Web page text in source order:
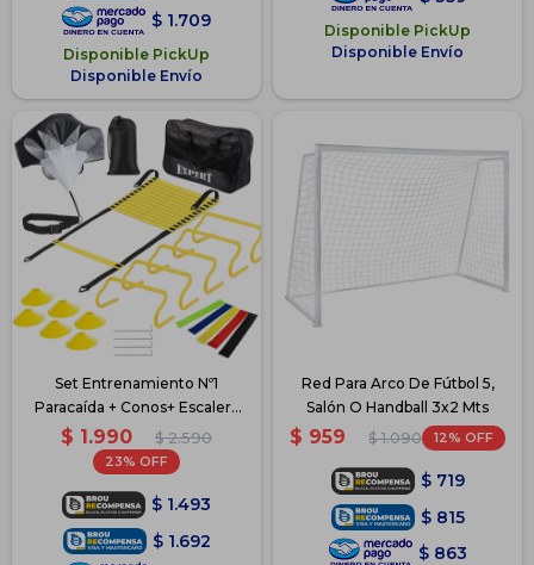
$ 1.709
Disponible PickUp
Disponible Envío
Disponible PickUp
Disponible Envío
Set Entrenamiento Nº1
Paracaída + Conos+ Escalera
Etc
$ 1.990 $ 2.590
23
$ 1.493
$ 1.692
Red Para Arco De Fútbol 5,
Salón O Handball 3x2 Mts
$ 959 $ 1.090 12
$ 719
$ 815
$ 863